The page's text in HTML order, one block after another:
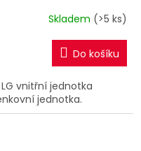
R
M
A
Skladem (>5 ks)
Do košíku
vnitřní jednotka
jednotka.